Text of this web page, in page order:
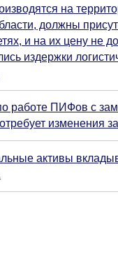
на
должны
и на их цену не
издержки
работе ПИФов с
изменения
активы